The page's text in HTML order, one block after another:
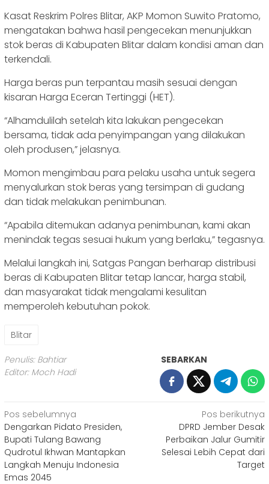
Kasat Reskrim Polres Blitar, AKP Momon Suwito Pratomo,
mengatakan bahwa hasil pengecekan menunjukkan
stok beras di Kabupaten Blitar dalam kondisi aman dan
terkendali.
Harga beras pun terpantau masih sesuai dengan
kisaran Harga Eceran Tertinggi (HET).
“Alhamdulilah setelah kita lakukan pengecekan
bersama, tidak ada penyimpangan yang dilakukan
oleh produsen,” jelasnya.
Momon mengimbau para pelaku usaha untuk segera
menyalurkan stok beras yang tersimpan di gudang
dan tidak melakukan penimbunan.
“Apabila ditemukan adanya penimbunan, kami akan
menindak tegas sesuai hukum yang berlaku,” tegasnya.
Melalui langkah ini, Satgas Pangan berharap distribusi
beras di Kabupaten Blitar tetap lancar, harga stabil,
dan masyarakat tidak mengalami kesulitan
memperoleh kebutuhan pokok.
Blitar
Penulis: Bahtiar
Editor: Moch Hadi
SEBARKAN
Navigasi
pos
Pos sebelumnya
Dengarkan Pidato Presiden,
Bupati Tulang Bawang
Qudrotul Ikhwan Mantapkan
Langkah Menuju Indonesia
Emas 2045
Pos berikutnya
DPRD Jember Desak
Perbaikan Jalur Gumitir
Selesai Lebih Cepat dari
Target